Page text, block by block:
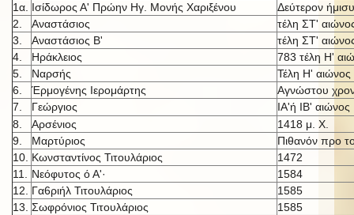
1α. Ισίδωρος Α' Πρώην Ηγ. Μονής Χαριξένου
Δεύτερον
2.
Αναστάσιος
τέλη ΣΤ'
3.
Αναστάσιος Β'
τέλη ΣΤ'
4.
Ηράκλειος
783 τέλη Η'
5.
Ναρσής
Τέλη Η' αιώνος
6.
Έρμογένης Ιερομάρτης
Αγνώστου
7.
Γεώργιος ΙΑ'ή IB' αιώνος
8.
Αρσένιος
1418 μ. X.
9.
Μαρτύριος
Πιθανόν προ
10. Κωνσταντίνος Τιτουλάριος
1472
11.
Νεόφυτος ό Α'·
1584
12.
Γα6ριήλ Τιτουλάριος
1585
13. Σωφρόνιος Τιτουλάριος
1585